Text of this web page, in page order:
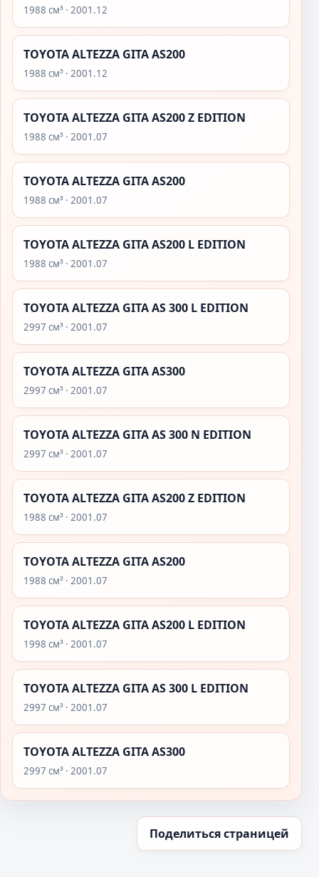
1988 см³ · 2001.12
TOYOTA ALTEZZA GITA AS200
1988 см³ · 2001.12
TOYOTA ALTEZZA GITA AS200 Z EDITION
1988 см³ · 2001.07
TOYOTA ALTEZZA GITA AS200
1988 см³ · 2001.07
TOYOTA ALTEZZA GITA AS200 L EDITION
1988 см³ · 2001.07
TOYOTA ALTEZZA GITA AS 300 L EDITION
2997 см³ · 2001.07
TOYOTA ALTEZZA GITA AS300
2997 см³ · 2001.07
TOYOTA ALTEZZA GITA AS 300 N EDITION
2997 см³ · 2001.07
TOYOTA ALTEZZA GITA AS200 Z EDITION
1988 см³ · 2001.07
TOYOTA ALTEZZA GITA AS200
1988 см³ · 2001.07
TOYOTA ALTEZZA GITA AS200 L EDITION
1998 см³ · 2001.07
TOYOTA ALTEZZA GITA AS 300 L EDITION
2997 см³ · 2001.07
TOYOTA ALTEZZA GITA AS300
2997 см³ · 2001.07
Поделиться страницей